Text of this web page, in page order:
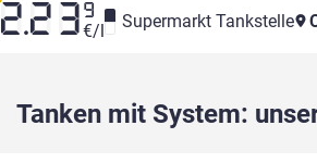
2.23 9
€/l Supermarkt Tankstelle
Tanken mit System: